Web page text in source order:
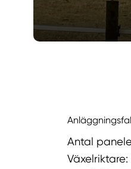
Antal
Växelriktare: